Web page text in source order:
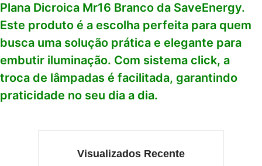
Plana Dicroica Mr16 Branco da SaveEnergy.
Este produto é a escolha perfeita para quem
busca uma solução prática e elegante para
embutir iluminação. Com sistema click, a
troca de lâmpadas é facilitada, garantindo
praticidade no seu dia a dia.
Visualizados Recente